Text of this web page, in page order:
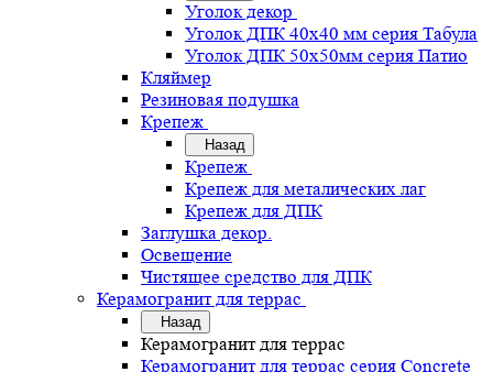
Уголок декор
Уголок ДПК 40х40 мм серия Табула
Уголок ДПК 50х50мм серия Патио
Кляймер
Резиновая подушка
Крепеж
Назад
Крепеж
Крепеж для металических лаг
Крепеж для ДПК
Заглушка декор.
Освещение
Чистящее средство для ДПК
Керамогранит для террас
Назад
Керамогранит для террас
Керамогранит для террас серия Concrete